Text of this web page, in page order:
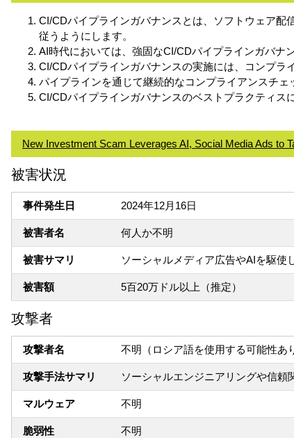
CI/CDパイプラインガバナンスとは、ソフトウェア配
従うようにします。
AI時代においては、強固なCI/CDパイプラインガバナ
CI/CDパイプラインガバナンスの実施には、コンプラ
パイプラインを通じて継続的なコンプライアンスチ
CI/CDパイプラインガバナンスのベストプラクティス
New Investment Scam Leverages AI, Social Media Ads to
被害状況
事件発生日 2024年12月16日
被害者名 何人か不明
被害サマリ ソーシャルメディア広告やAIを駆使
被害額 5百20万ドル以上（推定）
攻撃者
攻撃者名 不明（ロシア語を使用する可能性あ
攻撃手法サマリ ソーシャルエンジニアリングや信頼
マルウェア 不明
脆弱性 不明